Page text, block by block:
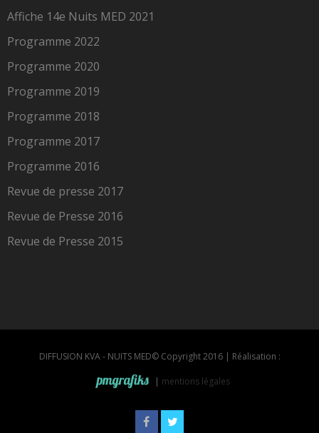
Affiche 14e Nuits MED 2021
Programme 2022
Programme 2020
Programme 2019
Programme 2018
Programme 2017
Programme 2016
Revue de presse 2017
Revue de Presse 2016
Revue de Presse 2015
DIFFUSION KVA - NUITS MED© Copyright 2016 | Réalisation :
| mentions légales